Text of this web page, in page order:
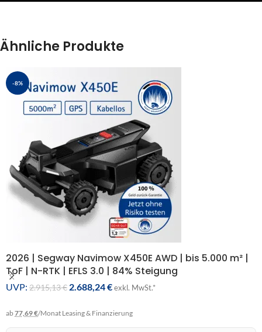
Ähnliche Produkte
-8%
2026 | Segway Navimow X450E AWD | bis 5.000 m² |
ToF | N-RTK | EFLS 3.0 | 84% Steigung
UVP: 2.915,13€ 2.688,24€exkl. MwSt.*
ab77,69 €/Monat Leasing & Finanzierung